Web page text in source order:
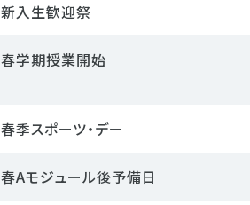
新入生歓迎祭
春学期授業開始
春季スポーツ・デー
春Aモジュール後予備日